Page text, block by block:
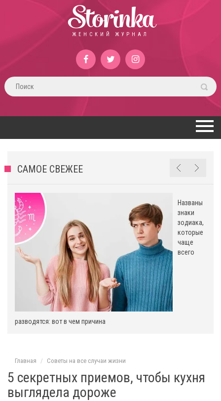
Storinka
ЖЕНСКИЙ ЖУРНАЛ
САМОЕ СВЕЖЕЕ
Названы
знаки
зодиака,
которые
чаще
всего
разводятся: вот в чем причина
Главная Советы на все случаи жизни
5 секретных приемов, чтобы кухня
выглядела дороже